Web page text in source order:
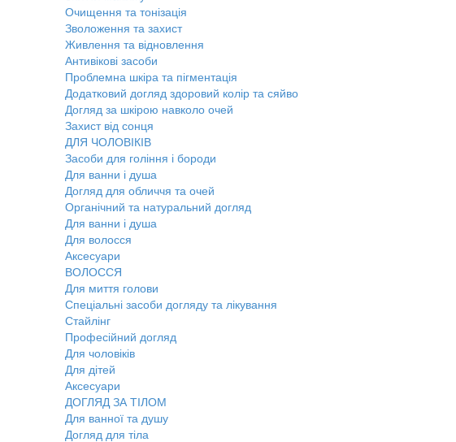
Очищення та тонізація
Зволоження та захист
Живлення та відновлення
Антивікові засоби
Проблемна шкіра та пігментація
Додатковий догляд здоровий колір та сяйво
Догляд за шкірою навколо очей
Захист від сонця
ДЛЯ ЧОЛОВІКІВ
Засоби для гоління і бороди
Для ванни і душа
Догляд для обличчя та очей
Органічний та натуральний догляд
Для ванни і душа
Для волосся
Аксесуари
ВОЛОССЯ
Для миття голови
Спеціальні засоби догляду та лікування
Стайлінг
Професійний догляд
Для чоловіків
Для дітей
Аксесуари
ДОГЛЯД ЗА ТІЛОМ
Для ванної та душу
Догляд для тіла